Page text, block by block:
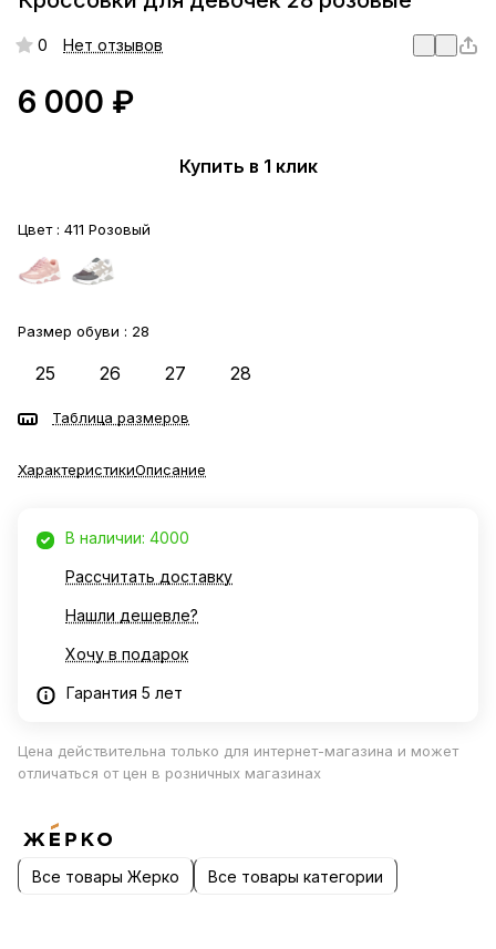
0 Нет отзывов
6 000 ₽
Купить в 1 клик
Цвет : 411 Розовый
Размер обуви : 28
25 26 27 28
Таблица размеров
ХарактеристикиОписание
В наличии: 4000
Рассчитать доставку
Нашли дешевле?
Хочу в подарок
Гарантия 5 лет
Цена действительна только для интернет-магазина и может
отличаться от цен в розничных магазинах
Все товары Жерко Все товары категории